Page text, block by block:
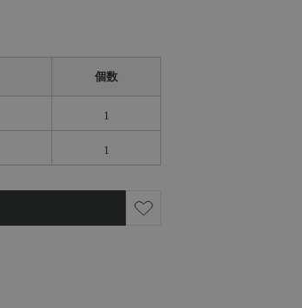
個数
1
1